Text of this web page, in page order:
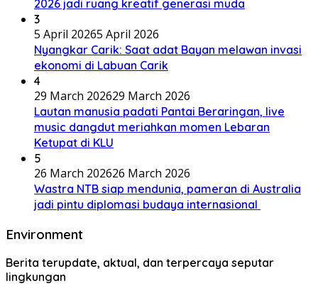
2026 jadi ruang kreatif generasi muda
3
5 April 20265 April 2026
Nyangkar Carik: Saat adat Bayan melawan invasi
ekonomi di Labuan Carik
4
29 March 202629 March 2026
Lautan manusia padati Pantai Beraringan, live
music dangdut meriahkan momen Lebaran
Ketupat di KLU
5
26 March 202626 March 2026
Wastra NTB siap mendunia, pameran di Australia
jadi pintu diplomasi budaya internasional
Environment
Berita terupdate, aktual, dan terpercaya seputar
lingkungan